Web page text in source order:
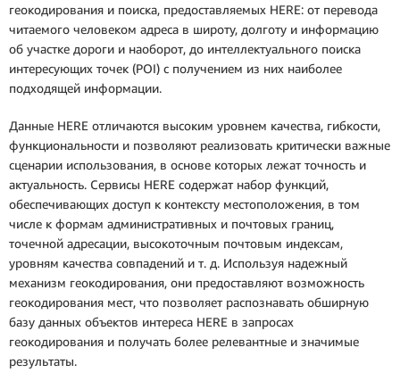
геокодирования и поиска, предоставляемых HERE: от перевода
читаемого человеком адреса в широту, долготу и информацию
об участке дороги и наоборот, до интеллектуального поиска
интересующих точек (POI) с получением из них наиболее
подходящей информации.
Данные HERE отличаются высоким уровнем качества, гибкости,
функциональности и позволяют реализовать критически важные
сценарии использования, в основе которых лежат точность и
актуальность. Сервисы HERE содержат набор функций,
обеспечивающих доступ к контексту местоположения, в том
числе к формам административных и почтовых границ,
точечной адресации, высокоточным почтовым индексам,
уровням качества совпадений и т. д. Используя надежный
механизм геокодирования, они предоставляют возможность
геокодирования мест, что позволяет распознавать обширную
базу данных объектов интереса HERE в запросах
геокодирования и получать более релевантные и значимые
результаты.